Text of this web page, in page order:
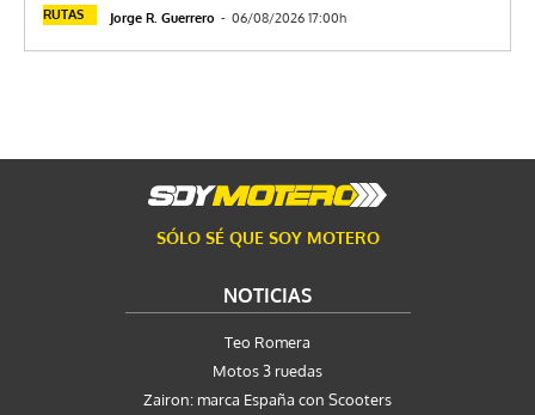
RUTAS Jorge R. Guerrero - 06/08/2026 17:00h
SÓLO SÉ QUE SOY MOTERO
NOTICIAS
Teo Romera
Motos 3 ruedas
Zairon: marca España con Scooters